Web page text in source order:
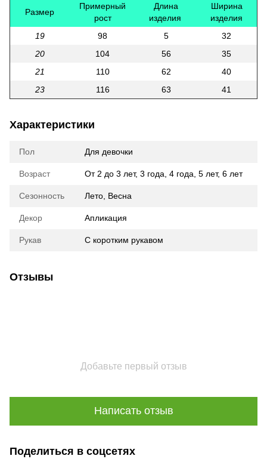
Размер
Примерный
рост
Длина
изделия
Ширина
изделия
19
98 5
32
20
104 56
35
21
110 62
40
23
116 63 41
Характеристики
Пол Для девочки
Возраст От 2 до 3 лет, 3 года, 4 года, 5 лет, 6 лет
Сезонность Лето, Весна
Декор Апликация
Рукав С коротким рукавом
Отзывы
Добавьте первый отзыв
Написать отзыв
Поделиться в соцсетях